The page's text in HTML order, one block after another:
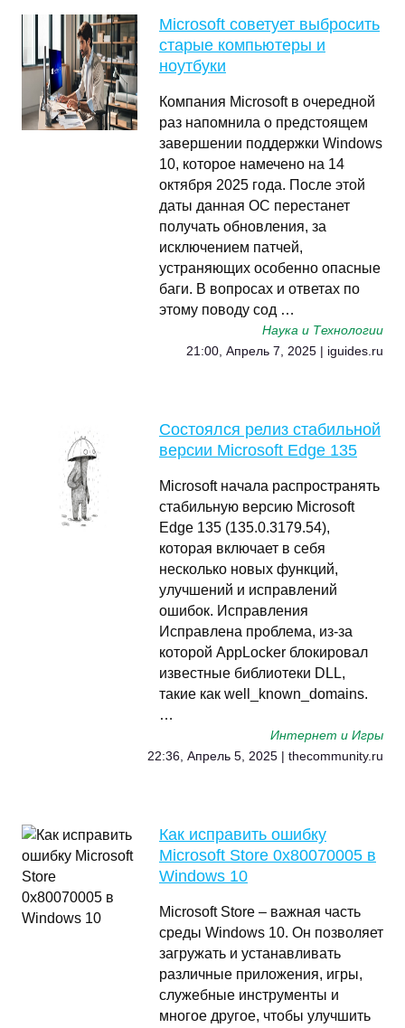
Microsoft советует выбросить
старые компьютеры и
ноутбуки
Компания Microsoft в очередной
раз напомнила о предстоящем
завершении поддержки Windows
10, которое намечено на 14
октября 2025 года. После этой
даты данная ОС перестанет
получать обновления, за
исключением патчей,
устраняющих особенно опасные
баги. В вопросах и ответах по
этому поводу сод …
Наука и Технологии
21:00, Апрель 7, 2025 | iguides.ru
Состоялся релиз стабильной
версии Microsoft Edge 135
Microsoft начала распространять
стабильную версию Microsoft
Edge 135 (135.0.3179.54),
которая включает в себя
несколько новых функций,
улучшений и исправлений
ошибок. Исправления
Исправлена проблема, из-за
которой AppLocker блокировал
известные библиотеки DLL,
такие как well_known_domains.
…
Интернет и Игры
22:36, Апрель 5, 2025 | thecommunity.ru
Как исправить ошибку
Microsoft Store 0x80070005 в
Windows 10
Microsoft Store – важная часть
среды Windows 10. Он позволяет
загружать и устанавливать
различные приложения, игры,
служебные инструменты и
многое другое, чтобы улучшить